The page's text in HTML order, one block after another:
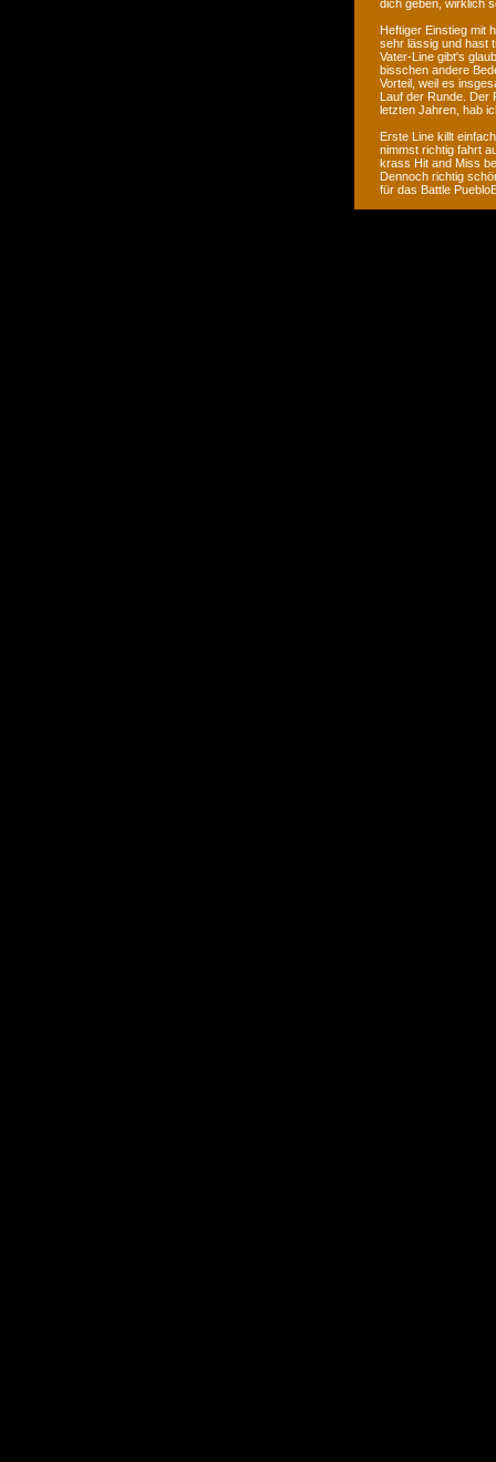
dich geben, wirklich
Heftiger Einstieg mit
sehr lässig und hast
Vater-Line gibt's
bisschen andere
Vorteil, weil es
Lauf der Runde. Der
letzten Jahren, hab
Erste Line killt
nimmst richtig fahrt
krass Hit and Miss
Dennoch richtig
für das Battle